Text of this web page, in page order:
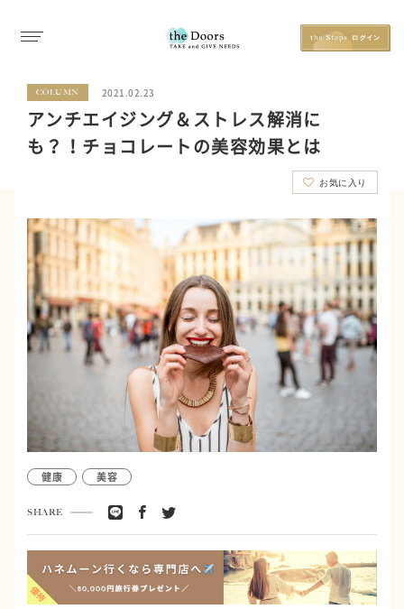
COLUMN 2021.02.23
アンチエイジング＆ストレス解消に
も？！チョコレートの美容効果とは
お気に入り
健康 美容
SHARE